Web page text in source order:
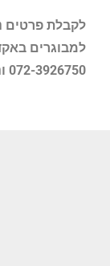
לקבלת פרטים
למבוגרים
072-3926750 ונשמח להיות שם בשבילך!